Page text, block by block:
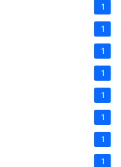
1
1
1
1
1
1
1
1